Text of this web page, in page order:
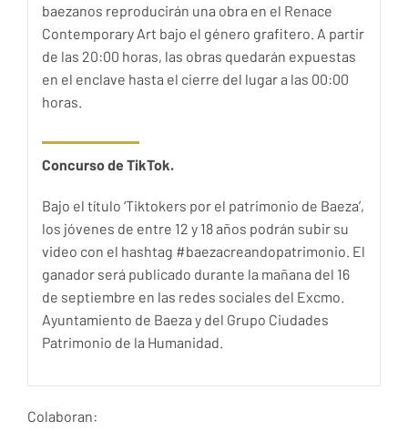
baezanos reproducirán una obra en el Renace
Contemporary Art bajo el género grafitero. A partir
de las 20:00 horas, las obras quedarán expuestas
en el enclave hasta el cierre del lugar a las 00:00
horas.
Concurso de TikTok.
Bajo el título ‘Tiktokers por el patrimonio de Baeza’,
los jóvenes de entre 12 y 18 años podrán subir su
video con el hashtag #baezacreandopatrimonio. El
ganador será publicado durante la mañana del 16
de septiembre en las redes sociales del Excmo.
Ayuntamiento de Baeza y del Grupo Ciudades
Patrimonio de la Humanidad.
Colaboran: